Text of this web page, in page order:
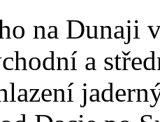
na Dunaji
a